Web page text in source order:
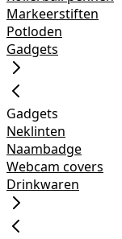
Markeerstiften
Potloden
Gadgets
Gadgets
Neklinten
Naambadge
Webcam covers
Drinkwaren